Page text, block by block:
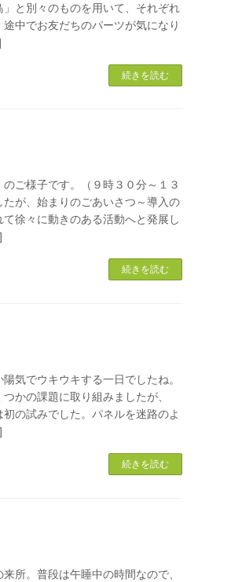
と別々のものを用いて、それぞれ
中でお友だちのパーツが気になり
続きを読む
ご様子です。（９時３０分～１３
が、始まりのごあいさつ～導入の
徐々に動きのある活動へと発展し
続きを読む
気でウキウキする一日でしたね。
かの課題に取り組みましたが、
の試みでした。パネルを迷路のよ
続きを読む
所。普段は午睡中の時間なので、